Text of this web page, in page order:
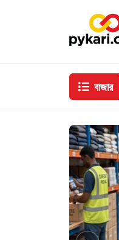
বাজার